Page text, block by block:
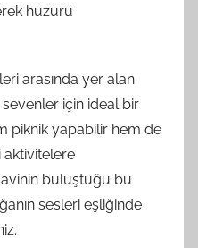
huzuru
arasında yer alan
için ideal bir
piknik yapabilir hem de
aktivitelere
buluştuğu bu
sesleri eşliğinde